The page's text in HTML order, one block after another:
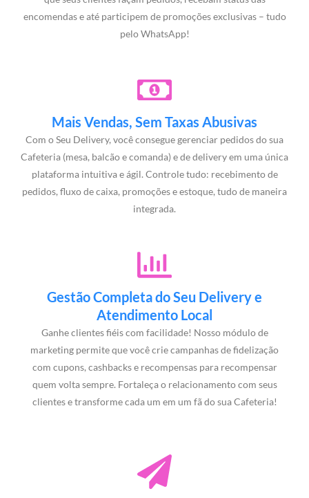
encomendas e até participem de promoções exclusivas – tudo
pelo WhatsApp!
Mais Vendas, Sem Taxas Abusivas
Com o Seu Delivery, você consegue gerenciar pedidos do sua
Cafeteria (mesa, balcão e comanda) e de delivery em uma única
plataforma intuitiva e ágil. Controle tudo: recebimento de
pedidos, fluxo de caixa, promoções e estoque, tudo de maneira
integrada.
Gestão Completa do Seu Delivery e
Atendimento Local
Ganhe clientes fiéis com facilidade! Nosso módulo de
marketing permite que você crie campanhas de fidelização
com cupons, cashbacks e recompensas para recompensar
quem volta sempre. Fortaleça o relacionamento com seus
clientes e transforme cada um em um fã do sua Cafeteria!